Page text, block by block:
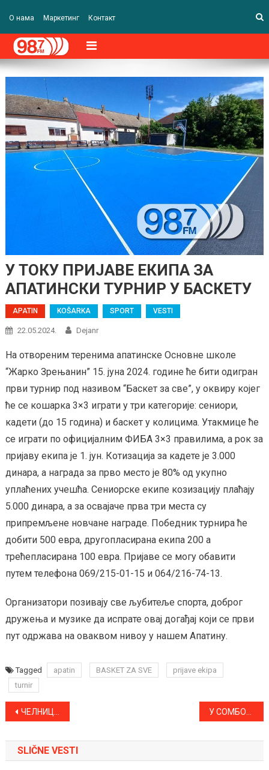
О нама Маркетинг Контакт
У ТОКУ ПРИЈАВЕ ЕКИПА ЗА
АПАТИНСКИ ТУРНИР У БАСКЕТУ
APATIN KOŠARKA SPORT VESTI
22.05.2024. Dejanr
На отвореним теренима апатинске Основне школе
“Жарко Зрењанин” 15. јуна 2024. године ће бити одигран
први турнир под називом “Баскет за све”, у оквиру којег
ће се кошарка 3×3 играти у три категорије: сениори,
кадети (до 15 година) и баскет у колицима. Утакмице ће
се играти по официјалним ФИБА 3×3 правилима, а рок за
пријаву екипа је 1. јун. Котизација за кадете је 3.000
динара, а награда за прво место је 80% од укупно
уплаћених учешћа. Сениорске екипе козизацију плаћају
5.000 динара, а за освајаче прва три места су
припремљене новчане награде. Победник турнира ће
добити 500 евра, другопласирана екипа 200 а
трећепласирана 100 евра. Пријаве се могу обавити
путем телефона 069/215-01-15 и 064/216-74-13.
Организатори позивају све љубитеље спорта, доброг
дружења и музике да испрате овај догађај који се први
пут одржава на оваквом нивоу у нашем Апатину.
Tagged apatin BASKET ZA SVE
prijave ekipa
turnir
Kretanje
članka
ЧЕЛНИЦИ АПАТИНА И СОМБОРА ОБИШЛИ ПУТ КУПУСИНА – МОНОШТОР
SLIČNE VESTI